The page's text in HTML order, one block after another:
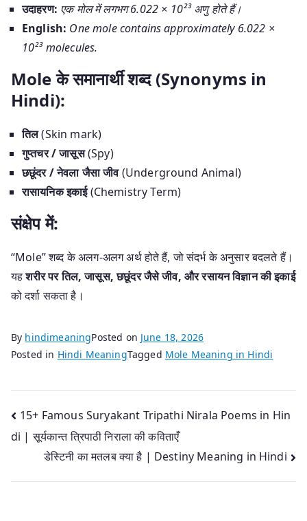
उदाहरण: एक मोल में लगभग 6.022 × 10²³ अणु होते हैं।
English: One mole contains approximately 6.022 ×
10²³ molecules.
Mole के समानार्थी शब्द (Synonyms in
Hindi):
तिल(Skin mark)
गुप्तचर / जासूस(Spy)
छछूंदर / नेवला जैसा जीव(Underground Animal)
रासायनिक इकाई(Chemistry Term)
संक्षेप में:
“Mole” शब्द के अलग-अलग अर्थ होते हैं, जो संदर्भ के अनुसार बदलते हैं।
यहशरीर पर तिल, जासूस, छछूंदर जैसे जीव, और रसायन विज्ञान की इकाई
को दर्शा सकता है।
By hindimeaningPosted on June 18, 2026
Posted in Hindi MeaningTagged Mole Meaning in Hindi
Post
navigation
15+ Famous Suryakant Tripathi Nirala Poems in Hin
di | सूर्यकान्त त्रिपाठी निराला की कविताएँ
डेस्टिनी का मतलब क्या है | Destiny Meaning in Hindi